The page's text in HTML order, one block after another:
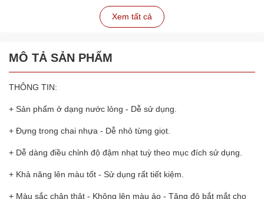
Xem tất cả
MÔ TẢ SẢN PHẨM
THÔNG TIN:
+ Sản phẩm ở dạng nước lỏng - Dễ sử dụng.
+ Đựng trong chai nhựa - Dễ nhỏ từng giọt.
+ Dễ dàng điều chỉnh độ đậm nhạt tuỳ theo mục đích sử dụng.
+ Khả năng lên màu tốt - Sử dụng rất tiết kiệm.
+ Màu sắc chân thật - Không lên màu ảo - Tăng độ bắt mắt cho